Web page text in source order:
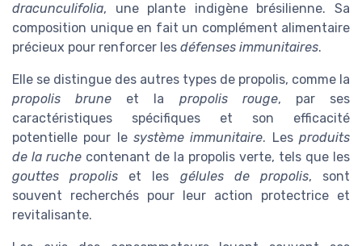
dracunculifolia, une plante indigène brésilienne. Sa
composition unique en fait un complément alimentaire
précieux pour renforcer les défenses immunitaires.
Elle se distingue des autres types de propolis, comme la
propolis brune et la propolis rouge, par ses
caractéristiques spécifiques et son efficacité
potentielle pour le système immunitaire. Lesproduits
de la ruche contenant de la propolis verte, tels que les
gouttes propolis et les gélules de propolis, sont
souvent recherchés pour leur action protectrice et
revitalisante.